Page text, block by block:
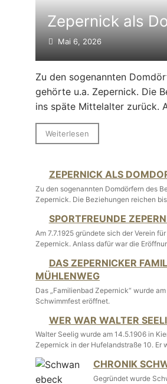
Zepernick als
Mai 6, 2026
Zu den sogenannten
gehörte u.a. Zepernick. Die
ins späte Mittelalter zurück.
Weiterlesen
ZEPERNICK ALS
Zu den sogenannten Domdörfern des
Zepernick. Die Beziehungen reichen
SPORTFREUNDE
Am 7.7.1925 gründete sich der Verein
Zepernick. Anlass dafür war die
DAS ZEPERNICKER
MÜHLENWEG
Das „Familienbad Zepernick“ wurde
Schwimmfest eröffnet.
WER WAR WALTER
Walter Seelig wurde am 14.5.1906 in
Zepernick in der Hufelandstraße 10. Er
CHRONIK
Gegründet wurde